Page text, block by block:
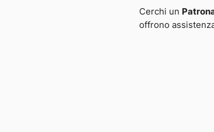
Cerchi un
offrono